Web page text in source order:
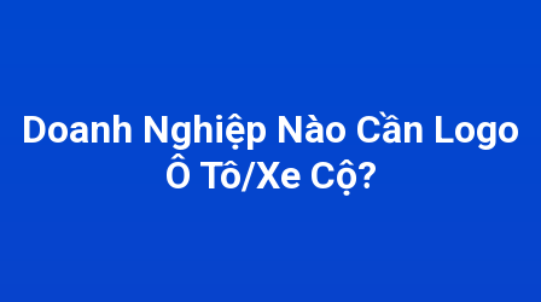
Doanh Nghiệp Nào Cần Logo
Ô Tô/Xe Cộ?